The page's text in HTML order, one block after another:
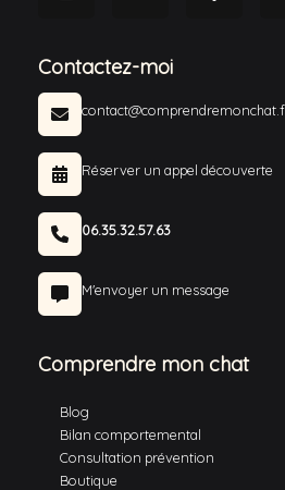
Contactez-moi
Réserver un appel découverte
06.35.32.57.63
M'envoyer un message
Comprendre mon chat
Blog
Bilan comportemental
Consultation prévention
Boutique